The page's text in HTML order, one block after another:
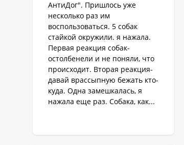
АнтиДог". Пришлось уже
несколько раз им
воспользоваться. 5 собак
стайкой окружили. я нажала.
Первая реакция собак-
остолбенели и не поняли, что
происходит. Вторая реакция-
давай врассыпную бежать кто-
куда. Одна замешкалась, я
нажала еще раз. Собака, как...
дрессировки собак
«PET998DB»
3 480₽
Ошейник антилай
1 890₽